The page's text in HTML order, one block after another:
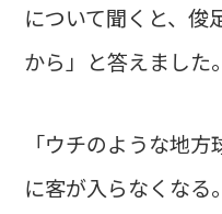
について聞くと、俊
から」と答えました。
「ウチのような地
に客が入らなくなる